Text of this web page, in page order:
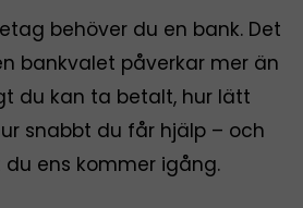
behöver du en bank. Det
bankvalet påverkar mer än
du kan ta betalt, hur lätt
snabbt du får hjälp – och
ens kommer igång.